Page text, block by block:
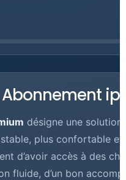
Abonnement
désigne une
plus confortable et
d’avoir accès à des
fluide, d’un bon